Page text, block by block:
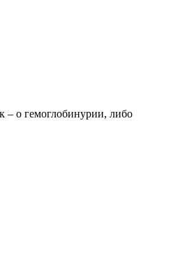
– о гемоглобинурии, либо